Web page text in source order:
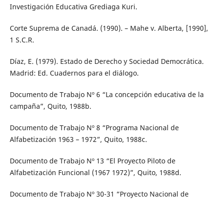
Investigación Educativa Grediaga Kuri.
Corte Suprema de Canadá. (1990). – Mahe v. Alberta, [1990],
1 S.C.R.
Díaz, E. (1979). Estado de Derecho y Sociedad Democrática.
Madrid: Ed. Cuadernos para el diálogo.
Documento de Trabajo Nº 6 “La concepción educativa de la
campaña”, Quito, 1988b.
Documento de Trabajo Nº 8 “Programa Nacional de
Alfabetización 1963 – 1972”, Quito, 1988c.
Documento de Trabajo Nº 13 “El Proyecto Piloto de
Alfabetización Funcional (1967 1972)”, Quito, 1988d.
Documento de Trabajo Nº 30-31 “Proyecto Nacional de